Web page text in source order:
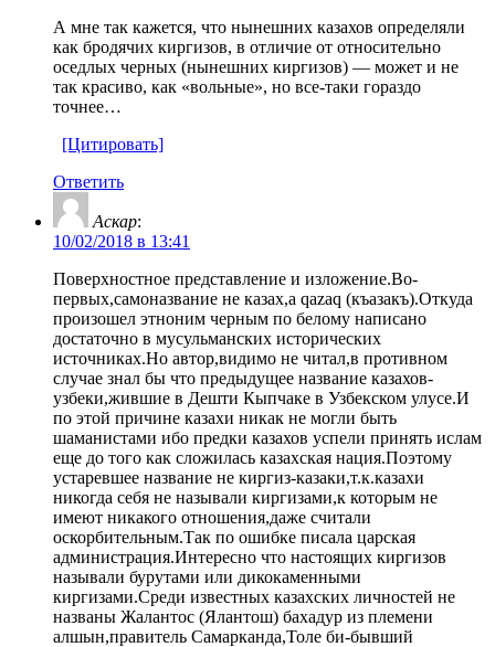
А мне так кажется, что нынешних казахов определяли
как бродячих киргизов, в отличие от относительно
оседлых черных (нынешних киргизов) — может и не
так красиво, как «вольные», но все-таки гораздо
точнее…
[Цитировать]
Ответить
Аскар:
10/02/2018 в 13:41
Поверхностное представление и изложение.Во-
первых,самоназвание не казах,а qazaq (къазакъ).Откуда
произошел этноним черным по белому написано
достаточно в мусульманских исторических
источниках.Но автор,видимо не читал,в противном
случае знал бы что предыдущее название казахов-
узбеки,жившие в Дешти Кыпчаке в Узбекском улусе.И
по этой причине казахи никак не могли быть
шаманистами ибо предки казахов успели принять ислам
еще до того как сложилась казахская нация.Поэтому
устаревшее название не киргиз-казаки,т.к.казахи
никогда себя не называли киргизами,к которым не
имеют никакого отношения,даже считали
оскорбительным.Так по ошибке писала царская
администрация.Интересно что настоящих киргизов
называли бурутами или дикокаменными
киргизами.Среди известных казахских личностей не
названы Жалантос (Ялантош) бахадур из племени
алшын,правитель Самарканда,Толе би-бывший